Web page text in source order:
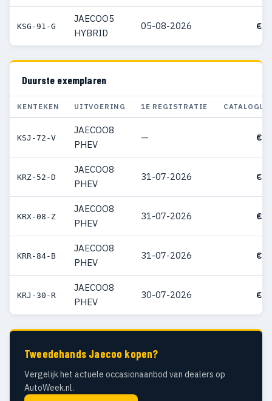
KSG-91-G
JAECOO5
HYBRID
05-08-2026 €
Duurste exemplaren
KENTEKEN UITVOERING 1E REGISTRATIE
KSJ-72-V
JAECOO8
PHEV
— €
KRZ-52-D
JAECOO8
PHEV
31-07-2026 €
KRX-08-Z
JAECOO8
PHEV
31-07-2026 €
KRR-84-B
JAECOO8
PHEV
31-07-2026 €
KRJ-30-R
JAECOO8
PHEV
30-07-2026 €
Tweedehands Jaecoo kopen?
Vergelijk het actuele occasionaanbod van dealers op
AutoWeek.nl.